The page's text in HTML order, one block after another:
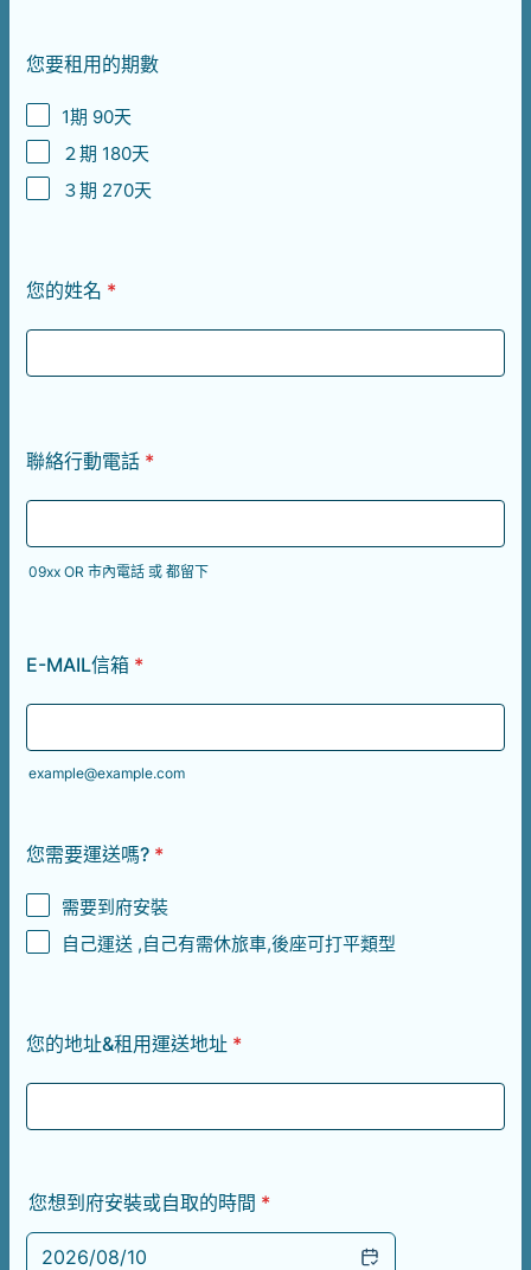
您要租用的期數
1期 90天
２期 180天
３期 270天
您的姓名 *
聯絡行動電話 *
09xx OR 市內電話 或 都留下
E-MAIL信箱 *
example@example.com
您需要運送嗎? *
需要到府安裝
自己運送 ,自己有需休旅車,後座可打平類型
您的地址&租用運送地址 *
您想到府安裝或自取的時間 *
2026/08/10